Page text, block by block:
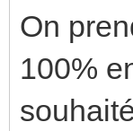
On
100%